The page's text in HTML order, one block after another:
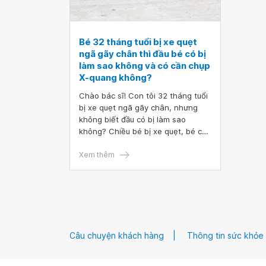
Bé 32 tháng tuổi bị xe quẹt
ngã gãy chân thì đầu bé có bị
làm sao không và có cần chụp
X-quang không?
Chào bác sĩ! Con tôi 32 tháng tuổi
bị xe quẹt ngã gãy chân, nhưng
không biết đầu có bị làm sao
không? Chiều bé bị xe quẹt, bé có
32 tháng tuổi bị xe quẹt ngã gãy
Xem thêm
Câu chuyện khách hàng Thông tin sức khỏe